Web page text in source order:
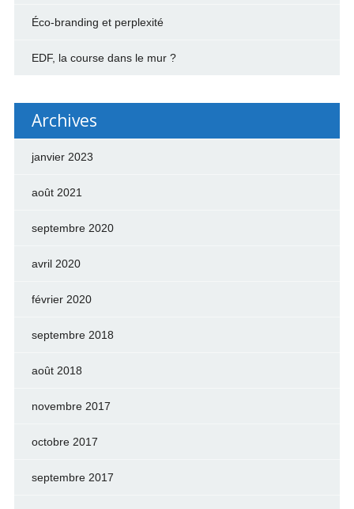
Éco-branding et perplexité
EDF, la course dans le mur ?
Archives
janvier 2023
août 2021
septembre 2020
avril 2020
février 2020
septembre 2018
août 2018
novembre 2017
octobre 2017
septembre 2017